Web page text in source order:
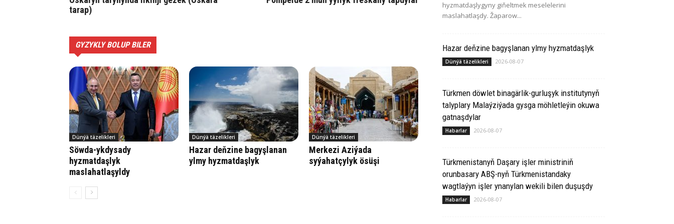
tarap)
GYZYKLY BOLUP BILER
Dünýä täzelikleri
Söwda-ykdysady
hyzmatdaşlyk
maslahatlaşyldy
Dünýä täzelikleri
Hazar deňzine bagyşlanan
ylmy hyzmatdaşlyk
Dünýä täzelikleri
Merkezi Aziýada
syýahatçylyk ösüşi
hyzmatdaşlygyny giňeltmek meselelerini
maslahatlaşdy. Žaparow...
Hazar deňzine bagyşlanan ylmy hyzmatdaşlyk
Dünýä täzelikleri 2026-08-07
Türkmen döwlet binagärlik-gurluşyk institutynyň
talyplary Malaýziýada gysga möhletleýin okuwa
gatnaşdylar
Habarlar 2026-08-07
Türkmenistanyň Daşary işler ministriniň
orunbasary ABŞ-nyň Türkmenistandaky
wagtlaýyn işler ynanylan wekili bilen duşuşdy
Habarlar 2026-08-07